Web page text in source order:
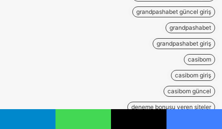
grandpashabet güncel giriş
grandpashabet
grandpashabet giriş
casibom
casibom giriş
casibom güncel
deneme bonusu veren siteler